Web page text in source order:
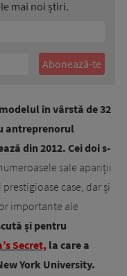
mai noi știri.
în vârstă de 32
antreprenorul
din 2012. Cei doi s-
sale apariții
case, dar și
importante ale
și pentru
Secret, la care a
York University.